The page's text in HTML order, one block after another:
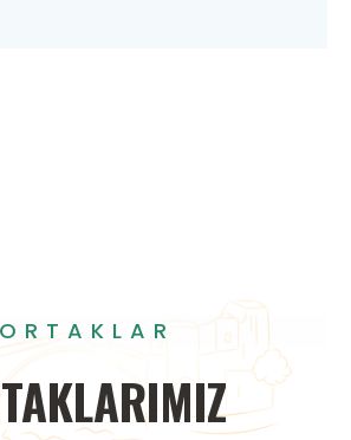
ORTAKLAR